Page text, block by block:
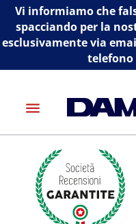
Vi informiamo che
spacciando per la
esclusivamente via
telefono
menu